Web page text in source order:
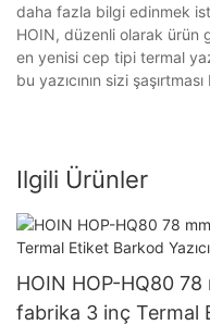
daha fazla bilgi edinmek
HOIN, düzenli olarak ürün
en yenisi cep tipi termal
bu yazıcının sizi
Ilgili Ürünler
HOIN HOP-HQ80 78
fabrika 3 inç Termal